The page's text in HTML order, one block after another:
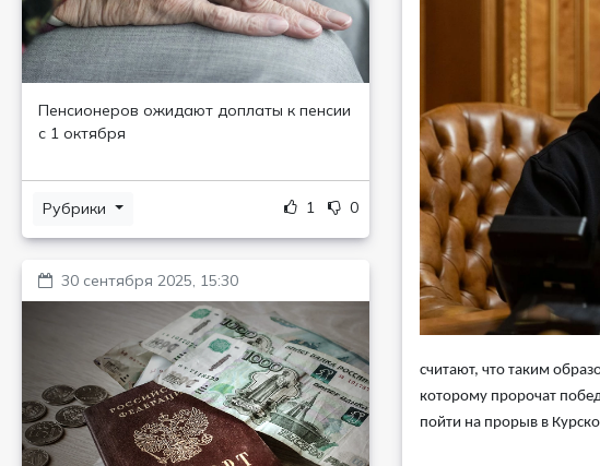
Пенсионеров ожидают доплаты к пенсии
с 1 октября
Рубрики 1 0
30 сентября 2025, 15:30
считают, что таким
которому пророчат
пойти на прорыв в